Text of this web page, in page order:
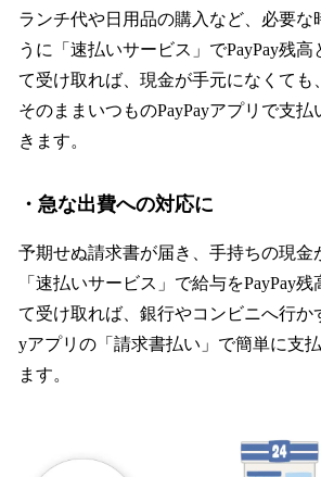
ランチ代や日用品の購入など、必要な
うに「速払いサービス」でPayPay残高
て受け取れば、現金が手元になくても
そのままいつものPayPayアプリで支払
きます。
・急な出費への対応に
予期せぬ請求書が届き、手持ちの現金
「速払いサービス」で給与をPayPay残
て受け取れば、銀行やコンビニへ行か
yアプリの「請求書払い」で簡単に支払
ます。